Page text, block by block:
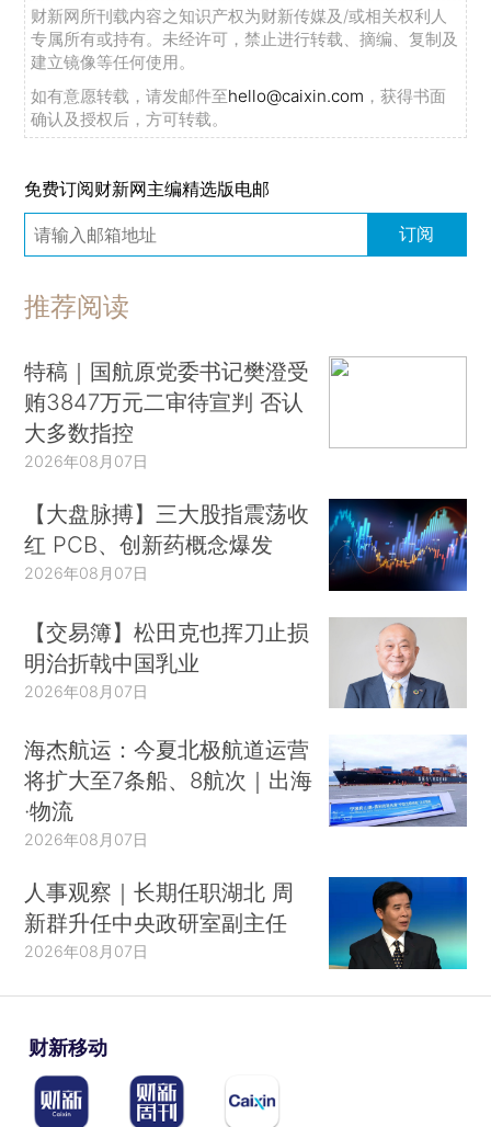
财新网所刊载内容之知识产权为财新传媒及/或相关权利人
专属所有或持有。未经许可，禁止进行转载、摘编、复制及
建立镜像等任何使用。
如有意愿转载，请发邮件至hello@caixin.com ，获得书面
确认及授权后，方可转载。
免费订阅财新网主编精选版电邮
订阅
推荐阅读
特稿｜国航原党委书记樊澄受
贿3847万元二审待宣判 否认
大多数指控
2026年08月07日
【大盘脉搏】三大股指震荡收
红 PCB、创新药概念爆发
2026年08月07日
【交易簿】松田克也挥刀止损
明治折戟中国乳业
2026年08月07日
海杰航运：今夏北极航道运营
将扩大至7条船、8航次｜出海
·物流
2026年08月07日
人事观察｜长期任职湖北 周
新群升任中央政研室副主任
2026年08月07日
财新移动